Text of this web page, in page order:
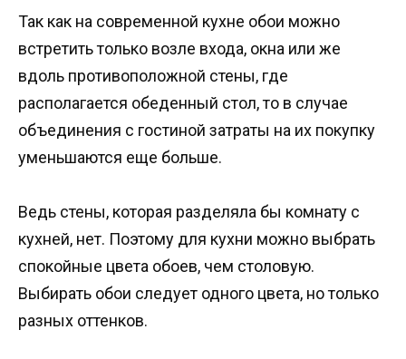
Так как на современной кухне обои можно
встретить только возле входа, окна или же
вдоль противоположной стены, где
располагается обеденный стол, то в случае
объединения с гостиной затраты на их покупку
уменьшаются еще больше.
Ведь стены, которая разделяла бы комнату с
кухней, нет. Поэтому для кухни можно выбрать
спокойные цвета обоев, чем столовую.
Выбирать обои следует одного цвета, но только
разных оттенков.